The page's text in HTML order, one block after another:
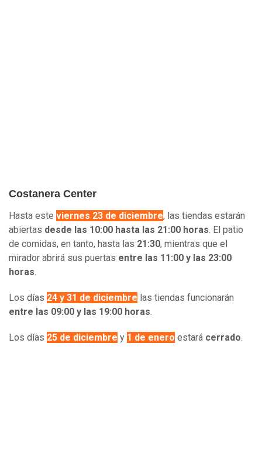
Costanera Center
Hasta este viernes 23 de diciembre, las tiendas estarán
abiertas desde las 10:00 hasta las 21:00 horas. El patio
de comidas, en tanto, hasta las 21:30, mientras que el
mirador abrirá sus puertas entre las 11:00 y las 23:00
horas.
Los días 24 y 31 de diciembre las tiendas funcionarán
entre las 09:00 y las 19:00 horas.
Los días 25 de diciembre y 1 de enero estará cerrado.